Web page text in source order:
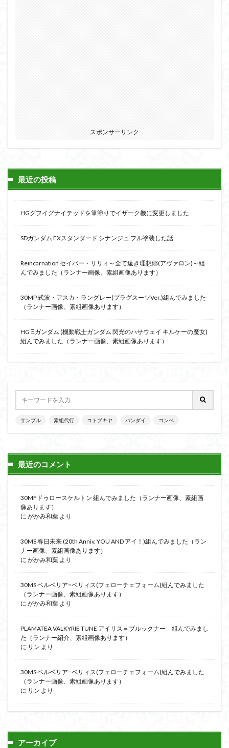
スポンサーリンク
最近の投稿
HGグフイグナイテッドを筆塗りでイザーク機に変更しました
SDガンダム EXスタンダード シナンジュ フル塗装した話
Reincarnation セイバー・リリィ～全て遠き理想郷(アヴァロン)～組
んでみました（ランナー画像、素組画像あります）
30MP 式波・アスカ・ラングレー(プラグスーツVer.)組んでみました
（ランナー画像、素組画像あります）
HG Ξガンダム (機動戦士ガンダム 閃光のハサウェイ キルケーの魔女)
組んでみました（ランナー画像、素組画像あります）
サンプル 素組代行 コトブキヤ バンダイ コンペ
最近のコメント
30MFドゥロースケルトン 組んでみました（ランナー画像、素組画
像あります）
に がかみ和葉 より
30MS 春日未来 (20th Anniv. YOU AND アイ！)組んでみました（ラン
ナー画像、素組画像あります）
に がかみ和葉 より
30MS ベルベリア=ベリィス(フェローチェフォーム)組んでみました
（ランナー画像、素組画像あります）
に がかみ和葉 より
PLAMATEA VALKYRIE TUNE アイリス＝ブルックナー 組んでみまし
た（ランナー紹介、素組画像あります）
に リン より
30MS ベルベリア=ベリィス(フェローチェフォーム)組んでみました
（ランナー画像、素組画像あります）
に リン より
アーカイブ